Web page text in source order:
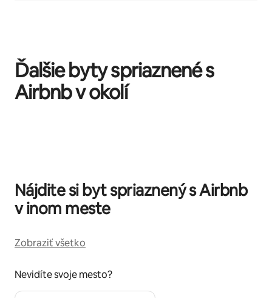
Ďalšie byty spriaznené s
Airbnb v okolí
Nájdite si byt spriaznený s Airbnb
v inom meste
Zobraziť všetko
Nevidíte svoje mesto?